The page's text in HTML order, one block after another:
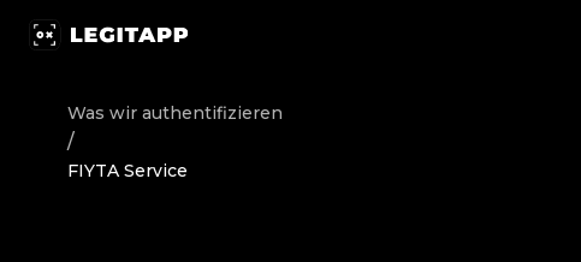
Authentifizieren FIYTA - Service | LegitApp | Ihr
Was wir authentifizieren
/
FIYTA Service